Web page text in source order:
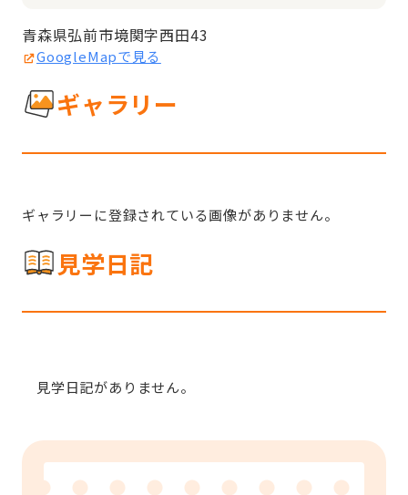
青森県弘前市境関字西田43
GoogleMapで見る
ギャラリー
ギャラリーに登録されている画像がありません。
見学日記
見学日記がありません。